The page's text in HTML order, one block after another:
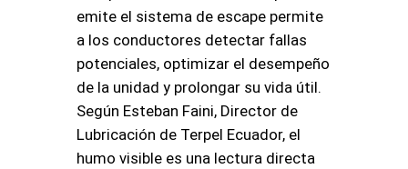
emite el sistema de escape permite
a los conductores detectar fallas
potenciales, optimizar el desempeño
de la unidad y prolongar su vida útil.
Según Esteban Faini, Director de
Lubricación de Terpel Ecuador, el
humo visible es una lectura directa